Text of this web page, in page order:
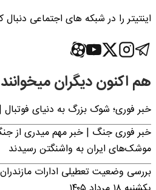
اینتیتر را در شبکه های اجتماعی دنبال
هم اکنون دیگران میخوانند
خبر فوری؛‌ شوک بزرگ به دنیای
خبر فوری جنگ | خبر مهم میدری از
موشک‌های ایران به واشنگتن رسیدند
بررسی وضعیت تعطیلی ادارات